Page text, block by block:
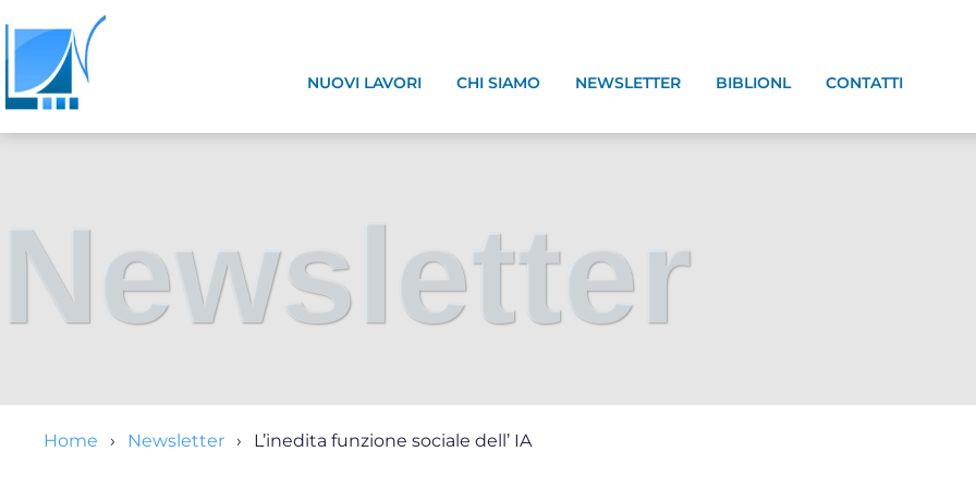
NUOVI LAVORI CHI SIAMO NEWSLETTER BIBLIONL CONTATTI
Newsletter
Home Newsletter L’inedita funzione sociale dell’ IA